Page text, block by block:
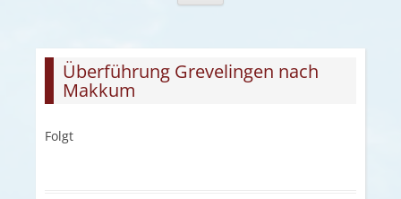
Überführung Grevelingen nach
Makkum
Folgt